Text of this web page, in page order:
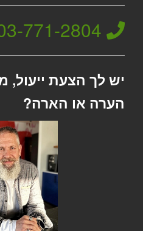
771-2804
יש לך הצעת
הערה או הארה?